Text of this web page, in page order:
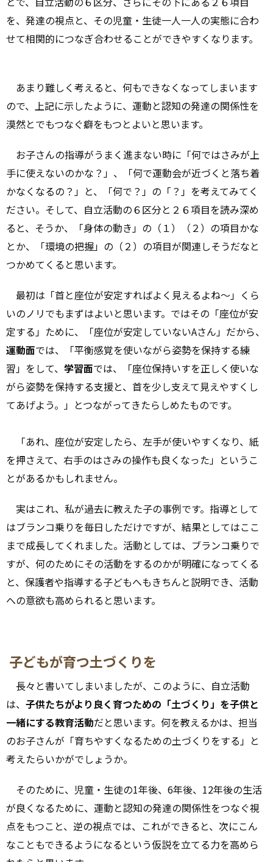
を、発達の視点と、その児童・生徒一人一人の実態に合わ
せて相関的につなぎ合わせることができやすくなります。
あまり難しく考えると、何もできなくなってしまいます
ので、上記に示したように、運動と認知の発達の関係性を
漠然とでもつなぐ癖をもつとよいと思います。
お子さんの指導がうまく進まない時に「何ではさみが上
手に使えないのかな？」、「何で運動会が近づくと落ち着
かなくなるの？」と、「何で？」の「？」を考えてみてく
ださい。そして、自立活動の６区分と２６項目を読み深め
ると、そうか、「身体の動き」の（１）（２）の項目かな
とか、「環境の把握」の（２）の項目が関連しそうだなと
つかめてくると思います。
最初は「首と座位が安定すればよく見えるよね～」くら
いのノリでもまずはよいと思います。ではその「座位が安
定する」ために、「座位が安定していないAさん」だから、
運動面では、「平衡感覚を使いながら姿勢を保持する練
習」をして、 学習面では、「座位保持いすを正しく使いな
がら姿勢を保持する支援と、首を少し支えて見えやすくし
てあげよう。」とつながってきたらしめたものです。
「あれ、座位が安定したら、左手が使いやすくなり、紙
を押さえて、右手のはさみの操作も良くなった」というこ
とがあるかもしれません。
実はこれ、私が過去に教えた子の事例です。指導として
はブランコ乗りを毎日しただけですが、結果としてはここ
まで成長してくれました。活動としては、ブランコ乗りで
すが、何のためにその活動をするのかが明確になってくる
と、保護者や指導する子どもへもきちんと説明でき、活動
への意欲も高められると思います。
子どもが育つ土づくりを
長々と書いてしまいましたが、このように、自立活動
は、 子供たちがより良く育つための「土づくり」を子供と
一緒にする教育活動だと思います。何を教えるかは、担当
のお子さんが「育ちやすくなるための土づくりをする」と
考えたらいかがでしょうか。
そのために、児童・生徒の1年後、6年後、12年後の生活
が良くなるために、運動と認知の発達の関係性をつなぐ視
点をもつこと、逆の視点では、これができると、次にこん
なこともできるようになるという仮説を立てる力を高めら